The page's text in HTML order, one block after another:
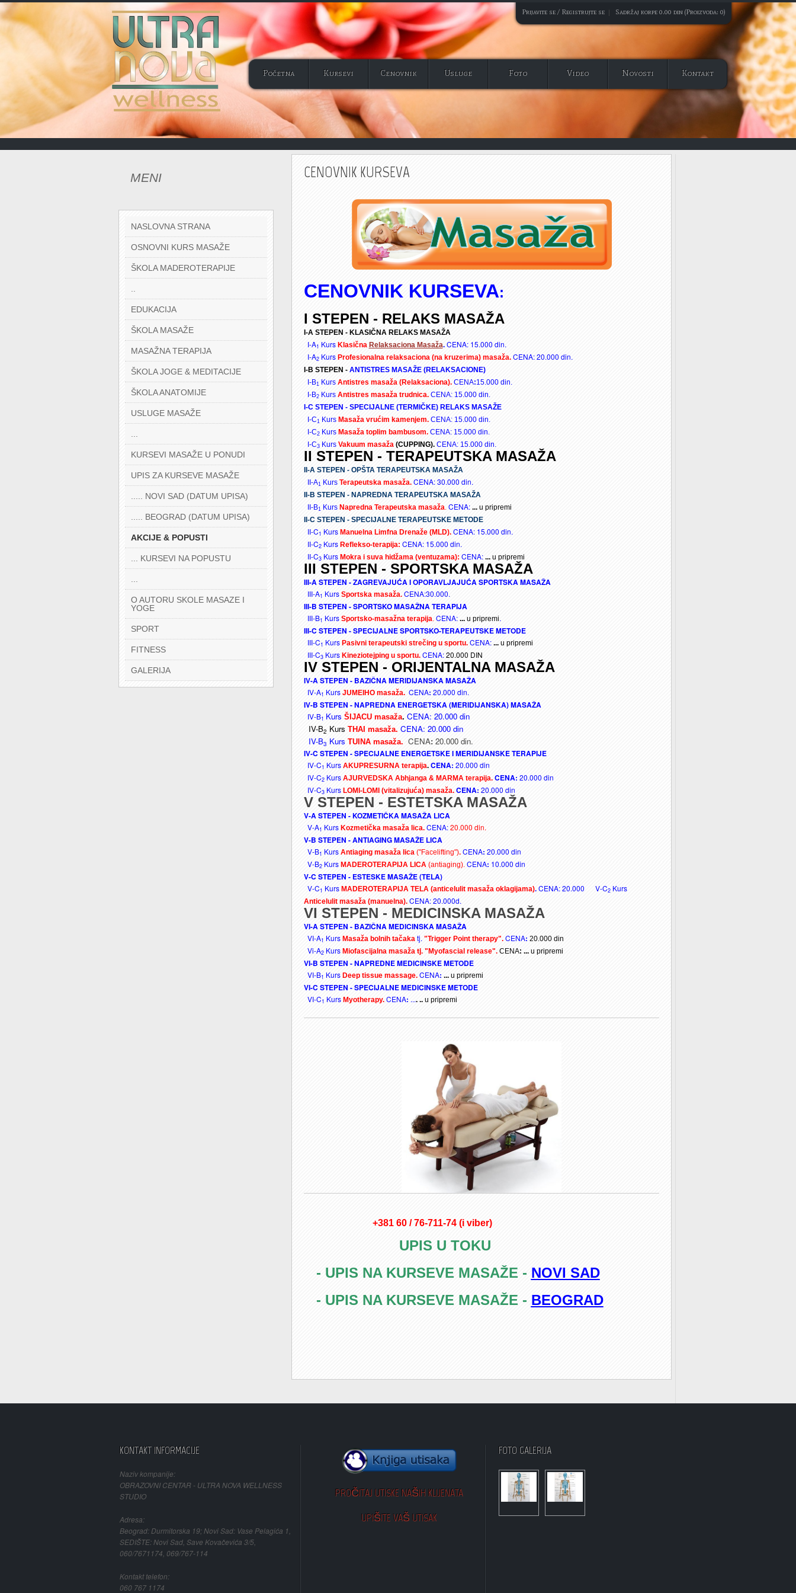
Prijavite se / Registrujte se | Sadržaj korpe 0.00 din (Proizvoda: 0)
Početna Kursevi Cenovnik Usluge Foto Video Novosti Kontakt
MENI
NASLOVNA STRANA
OSNOVNI KURS MASAŽE
ŠKOLA MADEROTERAPIJE
EDUKACIJA
ŠKOLA MASAŽE
MASAŽNA TERAPIJA
ŠKOLA JOGE & MEDITACIJE
ŠKOLA ANATOMIJE
USLUGE MASAŽE
KURSEVI MASAŽE U PONUDI
UPIS ZA KURSEVE MASAŽE
..... NOVI SAD (DATUM UPISA)
..... BEOGRAD (DATUM UPISA)
AKCIJE & POPUSTI
... KURSEVI NA POPUSTU
O AUTORU SKOLE MASAZE I
YOGE
SPORT
FITNESS
GALERIJA
CENOVNIK KURSEVA
CENOVNIK KURSEVA:
I STEPEN - RELAKS MASAŽA
I-A STEPEN - KLASIČNA RELAKS MASAŽA
I-A1 Kurs Klasična Relaksaciona Masaža. CENA: 15.000 din.
I-A2Kurs Profesionalna relaksaciona (na kruzerima) masaža. CENA: 20.000 din.
I-B STEPEN - ANTISTRES MASAŽE (RELAKSACIONE)
I-B1 KursAntistres masaža (Relaksaciona). CENA:15.000 din.
I-B2KursAntistres masaža trudnica. CENA:15.000 din.
I-C STEPEN - SPECIJALNE (TERMIČKE) RELAKS MASAŽE
I-C1 KursMasaža vrućim kamenjem. CENA:15.000 din.
I-C2KursMasaža toplim bambusom. CENA: 15.000 din.
I-C3KursVakuum masaža (CUPPING). CENA: 15.000 din.
II STEPEN - TERAPEUTSKA MASAŽA
II-A STEPEN - OPŠTA TERAPEUTSKA MASAŽA
II-A1 Kurs Terapeutska masaža. CENA: 30.000 din.
II-B STEPEN - NAPREDNA TERAPEUTSKA MASAŽA
II-B1 Kurs Napredna Terapeutska masaža. CENA: ... u pripremi
II-C STEPEN - SPECIJALNE TERAPEUTSKE METODE
II-C1 Kurs Manuelna Limfna Drenaže (MLD). CENA: 15.000 din.
II-C2Kurs Reflekso-terapija: CENA: 15.000 din.
II-C3Kurs Mokra i suva hidžama (ventuzama): CENA: ... u pripremi
III STEPEN - SPORTSKA MASAŽA
III-A STEPEN - ZAGREVAJUĆA I OPORAVLJAJUĆA SPORTSKA MASAŽA
III-A1 Kurs Sportska masaža. CENA:30.000.
III-B STEPEN - SPORTSKO MASAŽNA TERAPIJA
III-B1 Kurs Sportsko-masažna terapija. CENA: ... u pripremi.
III-C STEPEN - SPECIJALNE SPORTSKO-TERAPEUTSKE METODE
III-C1 KursPasivni terapeutski strečing u sportu. CENA: ... u pripremi
III-C3Kurs Kineziotejping u sportu. CENA:20.000 DIN
IV STEPEN - ORIJENTALNA MASAŽA
IV-A STEPEN - BAZIČNA MERIDIJANSKA MASAŽA
IV-A1 Kurs JUMEIHO masaža. CENA: 20.000 din.
IV-B STEPEN - NAPREDNA ENERGETSKA (MERIDIJANSKA) MASAŽA
IV-B1 Kurs ŠIJACU masaža. CENA: 20.000 din
IV-B2 Kurs THAI masaža. CENA: 20.000 din
IV-B3 Kurs TUINA masaža. CENA:20.000 din.
IV-C STEPEN - SPECIJALNE ENERGETSKE I MERIDIJANSKE TERAPIJE
IV-C1 Kurs AKUPRESURNA terapija. CENA: 20.000 din
IV-C2Kurs AJURVEDSKA Abhjanga & MARMA terapija. CENA: 20.000 din
IV-C3Kurs LOMI-LOMI (vitalizujuća) masaža. CENA: 20.000 din
V STEPEN - ESTETSKA MASAŽA
V-A STEPEN - KOZMETIČKA MASAŽA LICA
V-A1 Kurs Kozmetička masaža lica. CENA:20.000 din.
V-B STEPEN -ANTIAGING MASAŽE LICA
V-B1 KursAntiaging masaža lica ("Facelifting").CENA: 20.000 din
V-B2KursMADEROTERAPIJA LICA (antiaging). CENA: 10.000 din
V-C STEPEN - ESTESKE MASAŽE (TELA)
V-C1 Kurs MADEROTERAPIJA TELA (anticelulit masaža oklagijama).CENA: 20.000 V-C2Kurs
Anticelulit masaža (manuelna). CENA: 20.000d.
VI STEPEN - MEDICINSKA MASAŽA
VI-A STEPEN - BAZIČNA MEDICINSKA MASAŽA
VI-A1 Kurs Masaža bolnih tačakatj. "Trigger Point therapy". CENA: 20.000 din
Vi-A2Kurs Miofascijalna masažatj. "Myofascial release". CENA: ... u pripremi
VI-B STEPEN - NAPREDNE MEDICINSKE METODE
VI-B1 Kurs Deep tissue massage.CENA: ... u pripremi
VI-C STEPEN - SPECIJALNE MEDICINSKE METODE
VI-C1 Kurs Myotherapy.CENA: .... .. u pripremi
+381 60 / 76-711-74 (i viber)
UPIS U TOKU
- UPIS NA KURSEVE MASAŽE - NOVI SAD
- UPIS NA KURSEVE MASAŽE - BEOGRAD
KONTAKT INFORMACIJE
Naziv kompanije:
OBRAZOVNI CENTAR - ULTRA NOVA WELLNESS
STUDIO
Adresa:
Beograd: Durmitorska 19; Novi Sad: Vase Pelagića 1,
SEDIŠTE: Novi Sad, Save Kovačevića 3/5,
060/7671174, 069/767-114
Kontakt telefon:
060 767 1174
PROČITAJ UTISKE NAŠIH KLIJENATA
UPIŠITE VAŠ UTISAK
FOTO GALERIJA